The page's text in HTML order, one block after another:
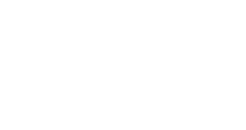
que la batterie est
branchent une batterie
batterie atteigne un niveau de charge suffisant.
la batterie est complètement chargée et prête
le chargeur a terminé
ces indicateurs de base est crucial pour